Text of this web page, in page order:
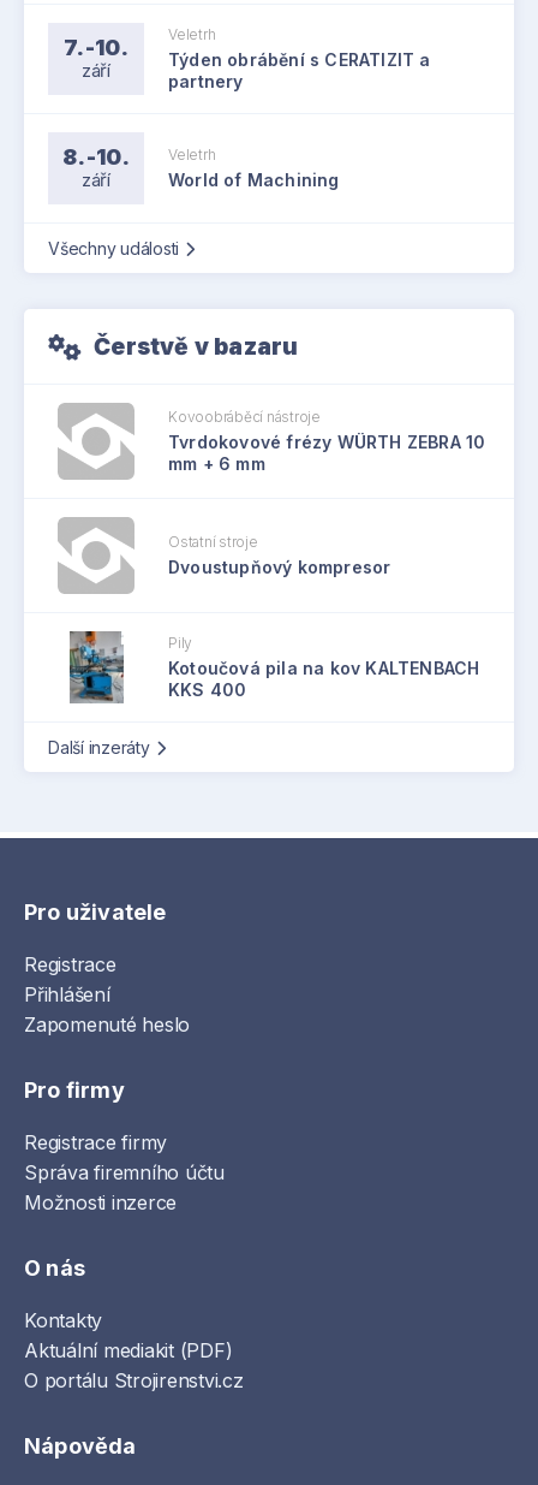
7.-10.
září
Veletrh
Týden obrábění s CERATIZIT a
partnery
8.-10.
září
Veletrh
World of Machining
Všechny události
Čerstvě v bazaru
Kovoobráběcí nástroje
Tvrdokovové frézy WÜRTH ZEBRA 10
mm + 6 mm
Ostatní stroje
Dvoustupňový kompresor
Pily
Kotoučová pila na kov KALTENBACH
KKS 400
Další inzeráty
Pro uživatele
Registrace
Přihlášení
Zapomenuté heslo
Pro firmy
Registrace firmy
Správa firemního účtu
Možnosti inzerce
O nás
Kontakty
Aktuální mediakit (PDF)
O portálu Strojirenstvi.cz
Nápověda